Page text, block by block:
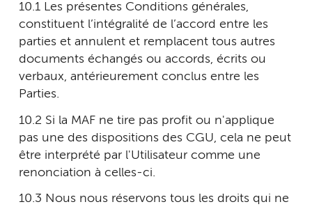
10.1 Les présentes Conditions générales,
constituent l’intégralité de l’accord entre les
parties et annulent et remplacent tous autres
documents échangés ou accords, écrits ou
verbaux, antérieurement conclus entre les
Parties.
10.2 Si la MAF ne tire pas profit ou n'applique
pas une des dispositions des CGU, cela ne peut
être interprété par l'Utilisateur comme une
renonciation à celles-ci.
10.3 Nous nous réservons tous les droits qui ne